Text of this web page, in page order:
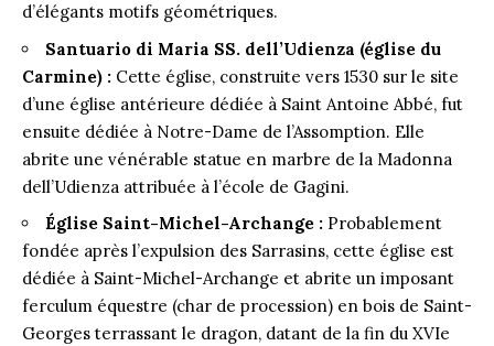
d’élégants motifs géométriques.
Santuario di Maria SS. dell’Udienza (église du
Carmine) : Cette église, construite vers 1530 sur le site
d’une église antérieure dédiée à Saint Antoine Abbé, fut
ensuite dédiée à Notre-Dame de l’Assomption. Elle
abrite une vénérable statue en marbre de la Madonna
dell’Udienza attribuée à l’école de Gagini.
Église Saint-Michel-Archange : Probablement
fondée après l’expulsion des Sarrasins, cette église est
dédiée à Saint-Michel-Archange et abrite un imposant
ferculum équestre (char de procession) en bois de Saint-
Georges terrassant le dragon, datant de la fin du XVIe